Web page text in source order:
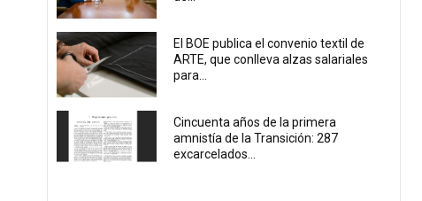
El BOE publica el convenio textil de
ARTE, que conlleva alzas salariales
para...
Cincuenta años de la primera
amnistía de la Transición: 287
excarcelados...